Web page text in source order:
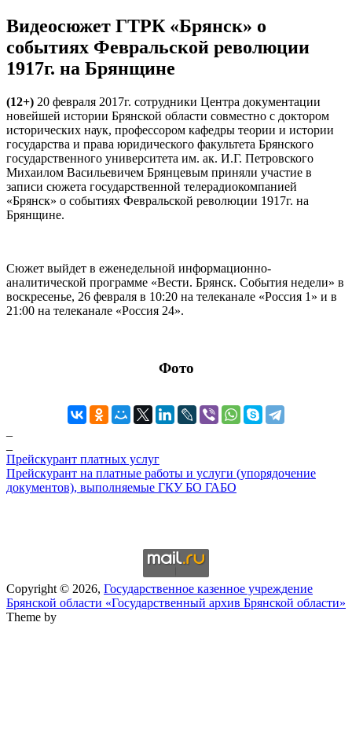
Видеосюжет ГТРК «Брянск» о
событиях Февральской революции
1917г. на Брянщине
(12+) 20 февраля 2017г. сотрудники Центра документации
новейшей истории Брянской области совместно с доктором
исторических наук, профессором кафедры теории и истории
государства и права юридического факультета Брянского
государственного университета им. ак. И.Г. Петровского
Михаилом Васильевичем Брянцевым приняли участие в
записи сюжета государственной телерадиокомпанией
«Брянск» о событиях Февральской революции 1917г. на
Брянщине.
Сюжет выйдет в еженедельной информационно-
аналитической программе «Вести. Брянск. События недели» в
воскресенье, 26 февраля в 10:20 на телеканале «Россия 1» и в
21:00 на телеканале «Россия 24».
Фото
Прейскурант платных услуг
Прейскурант на платные работы и услуги (упорядочение
документов), выполняемые ГКУ БО ГАБО
Copyright © 2026, Государственное казенное учреждение
Брянской области «Государственный архив Брянской области»
Theme by